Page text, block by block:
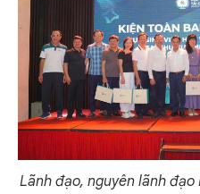
Lãnh đạo, nguyên lãnh